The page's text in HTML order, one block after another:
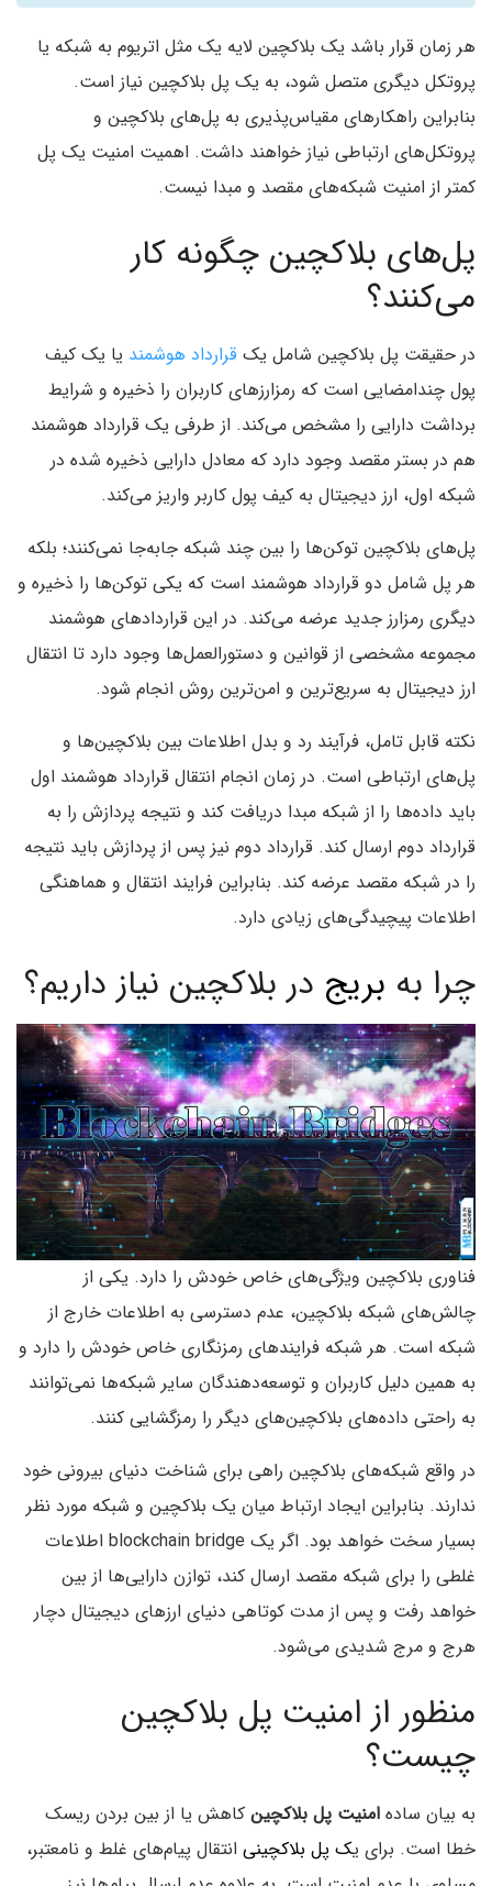
هر زمان قرار باشد یک بلاکچین لایه یک مثل اتریوم به شبکه یا
پروتکل دیگری متصل شود، به یک پل بلاکچین نیاز است.
بنابراین راهکارهای مقیاس‌پذیری به پل‌های بلاکچین و
پروتکل‌های ارتباطی نیاز خواهند داشت. اهمیت امنیت یک پل
کمتر از امنیت شبکه‌های مقصد و مبدا نیست.
پل‌های بلاکچین چگونه کار
می‌کنند؟
در حقیقت پل بلاکچین شامل یک قرارداد هوشمند یا یک کیف
پول چندامضایی است که رمزارزهای کاربران را ذخیره و شرایط
برداشت دارایی را مشخص می‌کند. از طرفی یک قرارداد هوشمند
هم در بستر مقصد وجود دارد که معادل دارایی ذخیره شده در
شبکه اول، ارز دیجیتال به کیف پول کاربر واریز می‌کند.
پل‌های بلاکچین توکن‌ها را بین چند شبکه جابه‌جا نمی‌کنند؛ بلکه
هر پل شامل دو قرارداد هوشمند است که یکی توکن‌ها را ذخیره و
دیگری رمزارز جدید عرضه می‌کند. در این قراردادهای هوشمند
مجموعه مشخصی از قوانین و دستورالعمل‌ها وجود دارد تا انتقال
ارز دیجیتال به سریع‌ترین و امن‌ترین روش انجام شود.
نکته قابل تامل، فرآیند رد و بدل اطلاعات بین بلاکچین‌ها و
پل‌های ارتباطی است. در زمان انجام انتقال قرارداد هوشمند اول
باید داده‌ها را از شبکه مبدا دریافت کند و نتیجه پردازش را به
قرارداد دوم ارسال کند. قرارداد دوم نیز پس از پردازش باید نتیجه
را در شبکه مقصد عرضه کند. بنابراین فرایند انتقال و هماهنگی
اطلاعات پیچیدگی‌های زیادی دارد.
چرا به بریج در بلاکچین نیاز داریم؟
فناوری بلاکچین ویژگی‌های خاص خودش را دارد. یکی از
چالش‌های شبکه بلاکچین، عدم دسترسی به اطلاعات خارج از
شبکه است. هر شبکه فرایندهای رمزنگاری خاص خودش را دارد و
به همین دلیل کاربران و توسعه‌دهندگان سایر شبکه‌ها نمی‌توانند
به راحتی داده‌های بلاکچین‌های دیگر را رمزگشایی کنند.
در واقع شبکه‌های بلاکچین راهی برای شناخت دنیای بیرونی خود
ندارند. بنابراین ایجاد ارتباط میان یک بلاکچین و شبکه مورد نظر
بسیار سخت خواهد بود. اگر یک blockchain bridge اطلاعات
غلطی را برای شبکه مقصد ارسال کند، توازن دارایی‌ها از بین
خواهد رفت و پس از مدت کوتاهی دنیای ارزهای دیجیتال دچار
هرج و مرج شدیدی می‌شود.
منظور از امنیت پل بلاکچین
چیست؟
به بیان ساده امنیت پل بلاکچین کاهش یا از بین بردن ریسک
خطا است. برای یک پل بلاکچینی انتقال پیام‌های غلط و نامعتبر،